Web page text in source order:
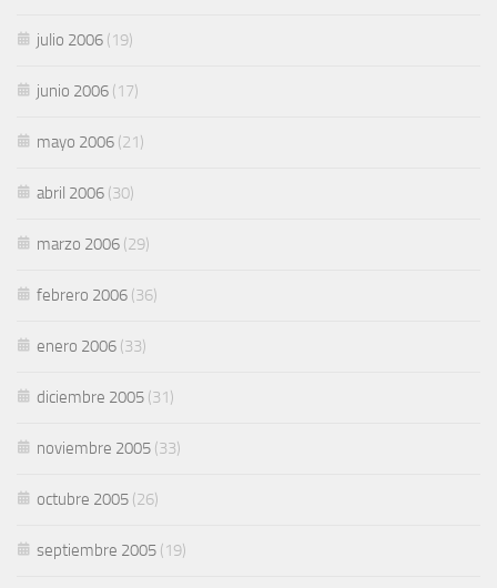
julio 2006 (19)
junio 2006 (17)
mayo 2006 (21)
abril 2006 (30)
marzo 2006 (29)
febrero 2006 (36)
enero 2006 (33)
diciembre 2005 (31)
noviembre 2005 (33)
octubre 2005 (26)
septiembre 2005 (19)